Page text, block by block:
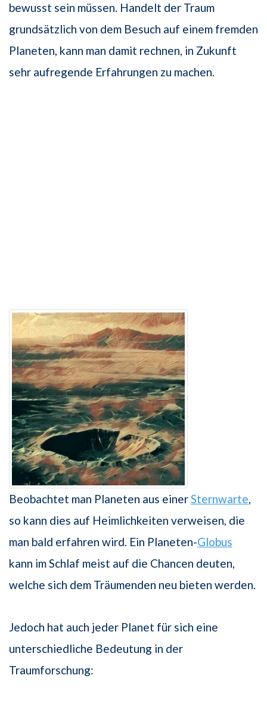
bewusst sein müssen. Handelt der Traum
grundsätzlich von dem Besuch auf einem fremden
Planeten, kann man damit rechnen, in Zukunft
sehr aufregende Erfahrungen zu machen.
Beobachtet man Planeten aus einerSternwarte,
so kann dies auf Heimlichkeiten verweisen, die
man bald erfahren wird. Ein Planeten-Globus
kann im Schlaf meist auf die Chancen deuten,
welche sich dem Träumenden neu bieten werden.
Jedoch hat auch jeder Planet für sich eine
unterschiedliche Bedeutung in der
Traumforschung: